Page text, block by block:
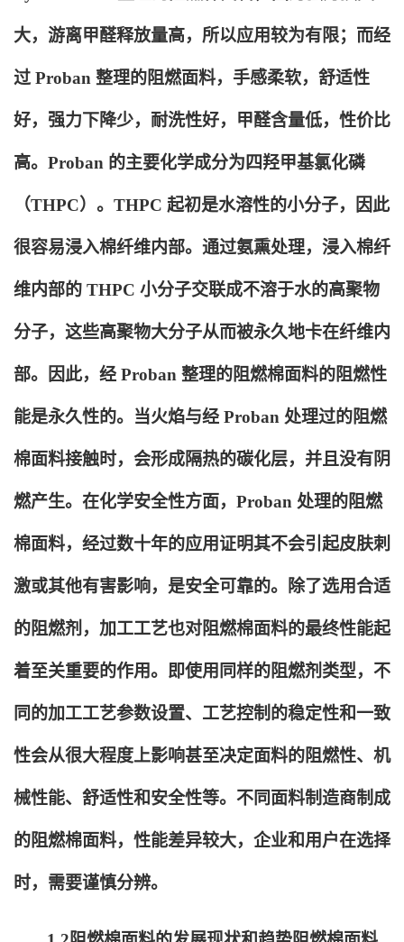
大，游离甲醛释放量高，所以应用较为有限；而经
过 Proban 整理的阻燃面料，手感柔软，舒适性
好，强力下降少，耐洗性好，甲醛含量低，性价比
高。Proban 的主要化学成分为四羟甲基氯化磷
（THPC）。THPC 起初是水溶性的小分子，因此
很容易浸入棉纤维内部。通过氨熏处理，浸入棉纤
维内部的 THPC 小分子交联成不溶于水的高聚物
分子，这些高聚物大分子从而被永久地卡在纤维内
部。因此，经 Proban 整理的阻燃棉面料的阻燃性
能是永久性的。当火焰与经 Proban 处理过的阻燃
棉面料接触时，会形成隔热的碳化层，并且没有阴
燃产生。在化学安全性方面，Proban 处理的阻燃
棉面料，经过数十年的应用证明其不会引起皮肤刺
激或其他有害影响，是安全可靠的。除了选用合适
的阻燃剂，加工工艺也对阻燃棉面料的最终性能起
着至关重要的作用。即使用同样的阻燃剂类型，不
同的加工工艺参数设置、工艺控制的稳定性和一致
性会从很大程度上影响甚至决定面料的阻燃性、机
械性能、舒适性和安全性等。不同面料制造商制成
的阻燃棉面料，性能差异较大，企业和用户在选择
时，需要谨慎分辨。